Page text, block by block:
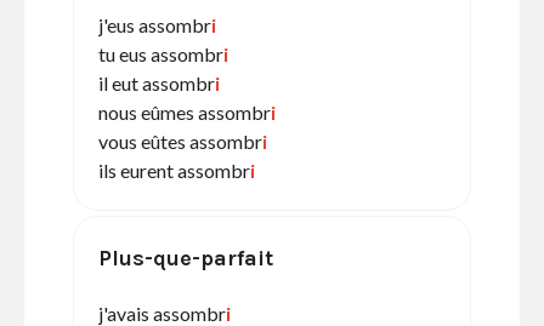
j'eus assombri
tu eus assombri
il eut assombri
nous eûmes assombri
vous eûtes assombri
ils eurent assombri
Plus-que-parfait
j'avais assombri